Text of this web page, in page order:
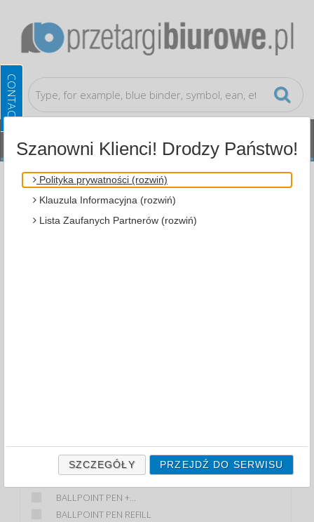
Writing articles and correction products
Ballpoint
pens
ALL CATEGORIES
BALLPOINT PEN +...
BALLPOINT PEN REFILL
Szanowni Klienci! Drodzy Państwo!
Polityka prywatności (rozwiń)
Klauzula Informacyjna (rozwiń)
Lista Zaufanych Partnerów (rozwiń)
SZCZEGÓŁY PRZEJDŹ DO SERWISU